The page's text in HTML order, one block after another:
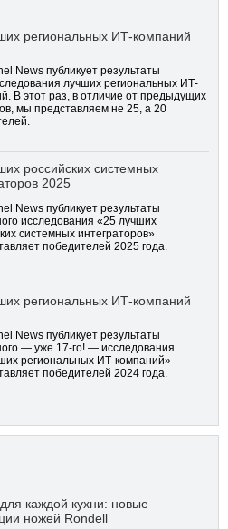
региональных ИТ-компаний
News публикует результаты
лучших региональных ИТ-
В этот раз, в отличие от предыдущих
мы представляем не 25, а 20
российских системных
2025
News публикует результаты
исследования «25 лучших
системных интеграторов»
победителей 2025 года.
региональных ИТ-компаний
News публикует результаты
— уже 17-го! — исследования
региональных ИТ-компаний»
победителей 2024 года.
каждой кухни: новые
ножей Rondell